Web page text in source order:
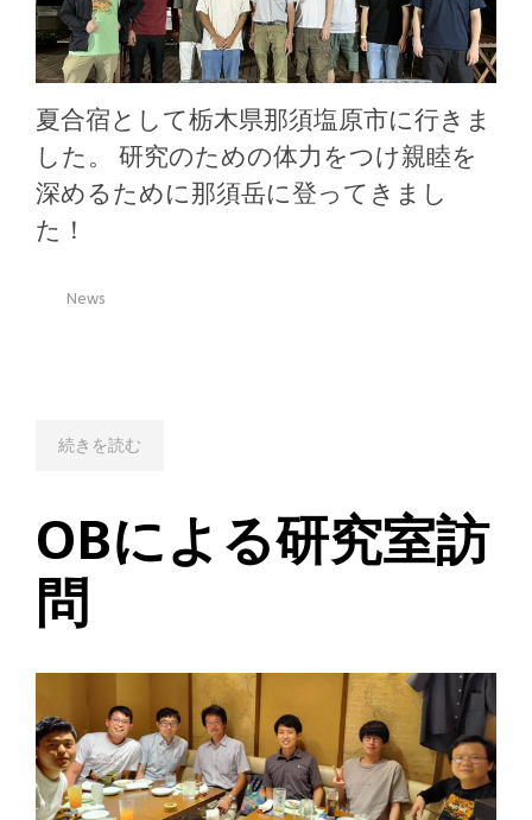
夏合宿として栃木県那須塩原市に行きま
した。 研究のための体力をつけ親睦を
深めるために那須岳に登ってきまし
た！
News
続きを読む
OBによる研究室訪
問